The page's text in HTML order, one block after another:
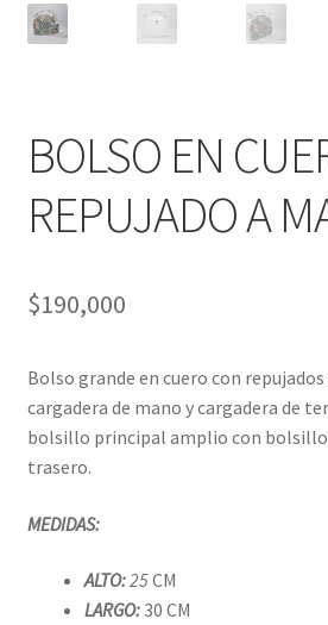
BOLSO EN
REPUJADO A
$190,000
Bolso grande en cuero con
cargadera de mano y cargadera de
bolsillo principal amplio con
trasero.
MEDIDAS:
ALTO:25CM
LARGO:30 CM